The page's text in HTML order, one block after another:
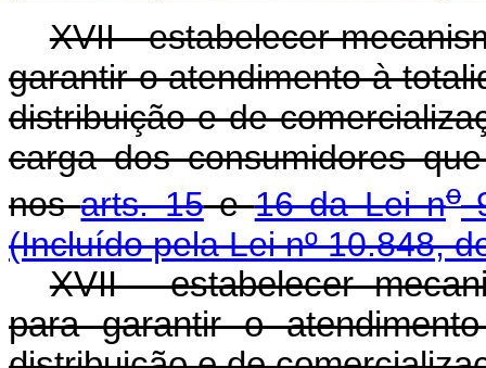
XVII - estabelecer
garantir o atendimento à
distribuição e de
carga dos consumidores
nosarts. 15e16 da Lei no
(Incluído pela Lei nº 10.848,
XVII - estabelecer
para garantir o